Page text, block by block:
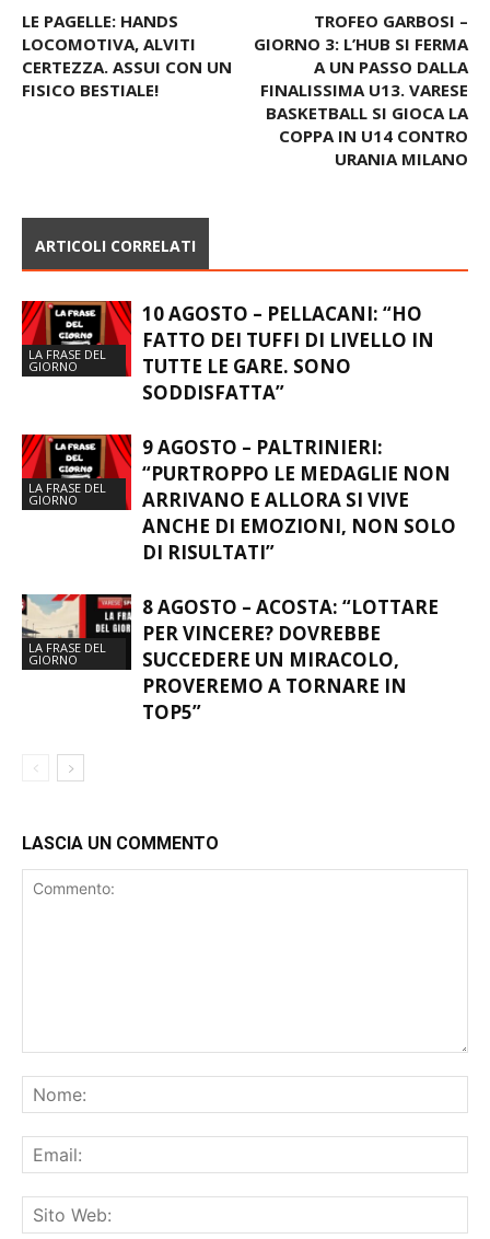
LE PAGELLE: HANDS
LOCOMOTIVA, ALVITI
CERTEZZA. ASSUI CON UN
FISICO BESTIALE!
TROFEO GARBOSI –
GIORNO 3: L’HUB SI FERMA
A UN PASSO DALLA
FINALISSIMA U13. VARESE
BASKETBALL SI GIOCA LA
COPPA IN U14 CONTRO
URANIA MILANO
ARTICOLI CORRELATI
LA FRASE DEL
GIORNO
10 AGOSTO – PELLACANI: “HO
FATTO DEI TUFFI DI LIVELLO IN
TUTTE LE GARE. SONO
SODDISFATTA”
LA FRASE DEL
GIORNO
9 AGOSTO – PALTRINIERI:
“PURTROPPO LE MEDAGLIE NON
ARRIVANO E ALLORA SI VIVE
ANCHE DI EMOZIONI, NON SOLO
DI RISULTATI”
LA FRASE DEL
GIORNO
8 AGOSTO – ACOSTA: “LOTTARE
PER VINCERE? DOVREBBE
SUCCEDERE UN MIRACOLO,
PROVEREMO A TORNARE IN
TOP5”
LASCIA UN COMMENTO